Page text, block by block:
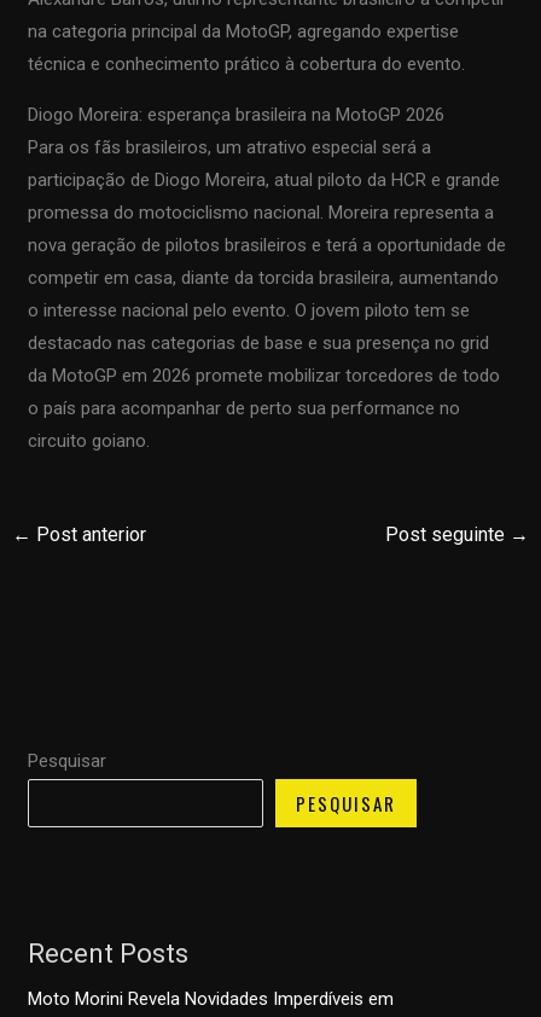
na categoria principal da MotoGP, agregando expertise
técnica e conhecimento prático à cobertura do evento.
Diogo Moreira: esperança brasileira na MotoGP 2026
Para os fãs brasileiros, um atrativo especial será a
participação de Diogo Moreira, atual piloto da HCR e grande
promessa do motociclismo nacional. Moreira representa a
nova geração de pilotos brasileiros e terá a oportunidade de
competir em casa, diante da torcida brasileira, aumentando
o interesse nacional pelo evento. O jovem piloto tem se
destacado nas categorias de base e sua presença no grid
da MotoGP em 2026 promete mobilizar torcedores de todo
o país para acompanhar de perto sua performance no
circuito goiano.
← Post anterior Post seguinte →
Pesquisar
PESQUISAR
Recent Posts
Moto Morini Revela Novidades Imperdíveis em